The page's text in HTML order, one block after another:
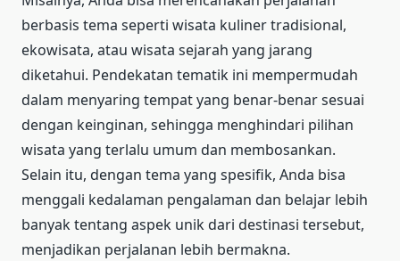
berbasis tema seperti wisata kuliner tradisional,
ekowisata, atau wisata sejarah yang jarang
diketahui. Pendekatan tematik ini mempermudah
dalam menyaring tempat yang benar-benar sesuai
dengan keinginan, sehingga menghindari pilihan
wisata yang terlalu umum dan membosankan.
Selain itu, dengan tema yang spesifik, Anda bisa
menggali kedalaman pengalaman dan belajar lebih
banyak tentang aspek unik dari destinasi tersebut,
menjadikan perjalanan lebih bermakna.